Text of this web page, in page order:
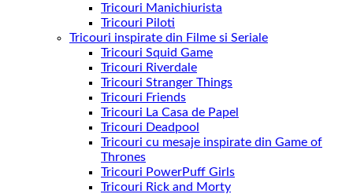
Tricouri Manichiurista
Tricouri Piloti
Tricouri inspirate din Filme si Seriale
Tricouri Squid Game
Tricouri Riverdale
Tricouri Stranger Things
Tricouri Friends
Tricouri La Casa de Papel
Tricouri Deadpool
Tricouri cu mesaje inspirate din Game of
Thrones
Tricouri PowerPuff Girls
Tricouri Rick and Morty